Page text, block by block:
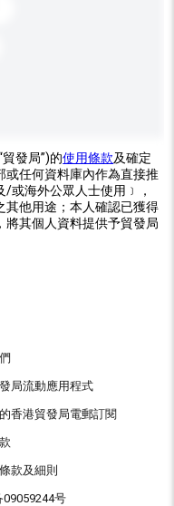
發局”)的使用條款及確定
或任何資料庫內作為直接推
或海外公眾人士使用﹞，
其他用途；本人確認已獲得
將其個人資料提供予貿發局
局流動應用程式
香港貿發局電郵訂閱
款及細則
09059244号